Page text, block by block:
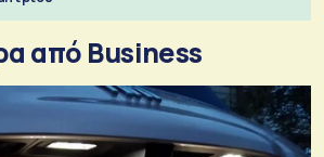
από Business